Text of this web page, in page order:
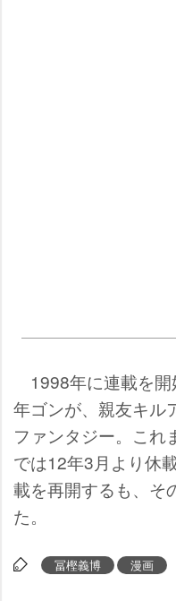
1998年に連載を開
年ゴンが、親友キル
ファンタジー。これ
では12年3月より休
載を再開するも、そ
た。
冨樫義博 漫画